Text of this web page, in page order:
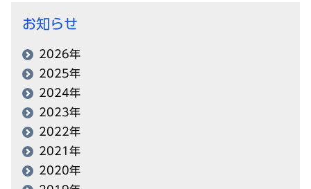
お知らせ
2026年
2025年
2024年
2023年
2022年
2021年
2020年